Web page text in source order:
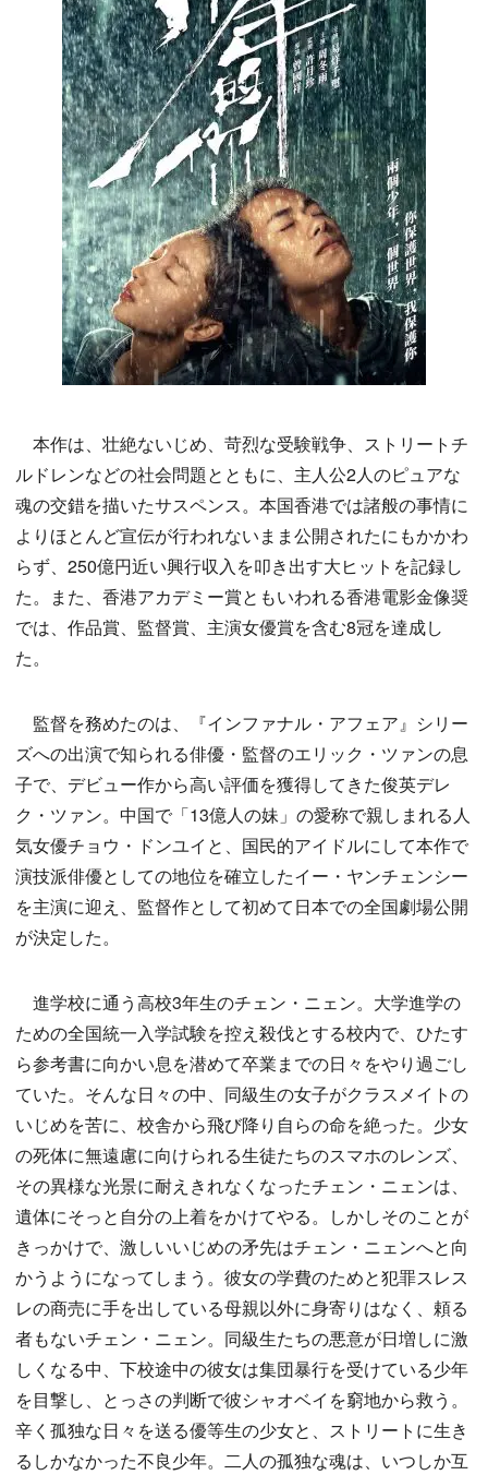
本作は、壮絶ないじめ、苛烈な受験戦争、ストリートチ
ルドレンなどの社会問題とともに、主人公2人のピュアな
魂の交錯を描いたサスペンス。本国香港では諸般の事情に
よりほとんど宣伝が行われないまま公開されたにもかかわ
らず、250億円近い興行収入を叩き出す大ヒットを記録し
た。また、香港アカデミー賞ともいわれる香港電影金像奨
では、作品賞、監督賞、主演女優賞を含む8冠を達成し
た。
監督を務めたのは、『インファナル・アフェア』シリー
ズへの出演で知られる俳優・監督のエリック・ツァンの息
子で、デビュー作から高い評価を獲得してきた俊英デレ
ク・ツァン。中国で「13億人の妹」の愛称で親しまれる人
気女優チョウ・ドンユイと、国民的アイドルにして本作で
演技派俳優としての地位を確立したイー・ヤンチェンシー
を主演に迎え、監督作として初めて日本での全国劇場公開
が決定した。
進学校に通う高校3年生のチェン・ニェン。大学進学の
ための全国統一入学試験を控え殺伐とする校内で、ひたす
ら参考書に向かい息を潜めて卒業までの日々をやり過ごし
ていた。そんな日々の中、同級生の女子がクラスメイトの
いじめを苦に、校舎から飛び降り自らの命を絶った。少女
の死体に無遠慮に向けられる生徒たちのスマホのレンズ、
その異様な光景に耐えきれなくなったチェン・ニェンは、
遺体にそっと自分の上着をかけてやる。しかしそのことが
きっかけで、激しいいじめの矛先はチェン・ニェンへと向
かうようになってしまう。彼女の学費のためと犯罪スレス
レの商売に手を出している母親以外に身寄りはなく、頼る
者もないチェン・ニェン。同級生たちの悪意が日増しに激
しくなる中、下校途中の彼女は集団暴行を受けている少年
を目撃し、とっさの判断で彼シャオベイを窮地から救う。
辛く孤独な日々を送る優等生の少女と、ストリートに生き
るしかなかった不良少年。二人の孤独な魂は、いつしか互